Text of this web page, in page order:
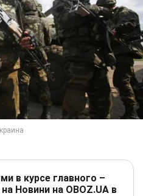
в курсе главного –
Новини на OBOZ.UA в